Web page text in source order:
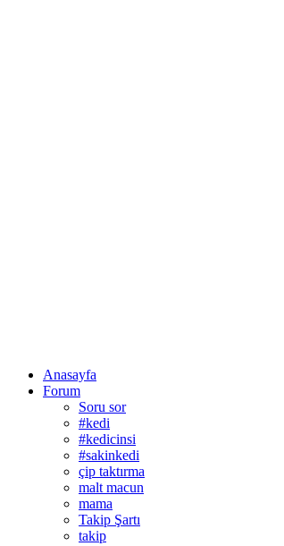
Anasayfa
Forum
Soru sor
#kedi
#kedicinsi
#sakinkedi
çip taktırma
malt macun
mama
Takip Şartı
takip